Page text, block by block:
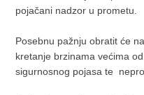
pojačani nadzor u prometu.
Posebnu pažnju obratit će
kretanje brzinama većima
sigurnosnog pojasa te